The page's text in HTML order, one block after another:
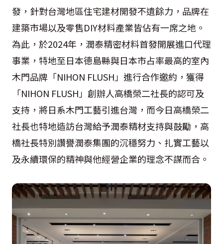
發，針對台灣地區住宅建材開發不遺餘力，品牌在
建築市場以及零售DIY材料產業皆佔有一席之地。
為此，於2024年，潤泰精密材料首發開展進口代理
事業，特地至日本德島縣與日本市占率最高的室內
木門品牌「NIHON FLUSH」進行合作邀約，獲得
「NIHON FLUSH」創辦人高橋榮二社長的認可及
支持，將日系木門工藝引進台灣，而今日高橋榮二
社長也特地造訪台灣給予潤泰精材支持與鼓勵，高
橋社長特別讚譽潤泰集團的沉穩努力、扎實工藝以
及永續環保的精神與他經營企業的理念不謀而合。